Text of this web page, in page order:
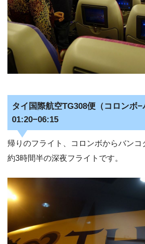
タイ国際航空TG308便（コロンボ−
01:20−06:15
帰りのフライト、コロンボからバンコ
約3時間半の深夜フライトです。